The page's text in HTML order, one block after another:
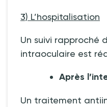
3) L’hospitalisation
Un suivi rapproché
intraoculaire est
Après
Un traitement